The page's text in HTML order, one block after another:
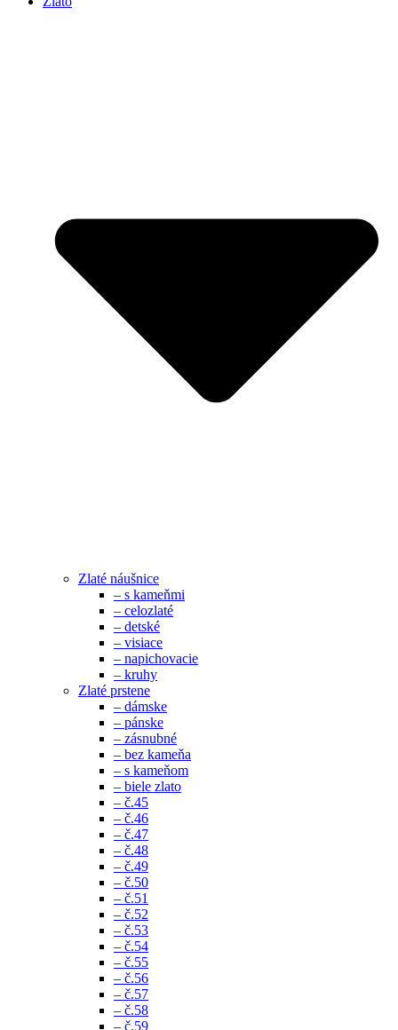
Zlaté náušnice
– s kameňmi
– celozlaté
– detské
– visiace
– napichovacie
– kruhy
Zlaté prstene
– dámske
– pánske
– zásnubné
– bez kameňa
– s kameňom
– biele zlato
– č.45
– č.46
– č.47
– č.48
– č.49
– č.50
– č.51
– č.52
– č.53
– č.54
– č.55
– č.56
– č.57
– č.58
– č.59